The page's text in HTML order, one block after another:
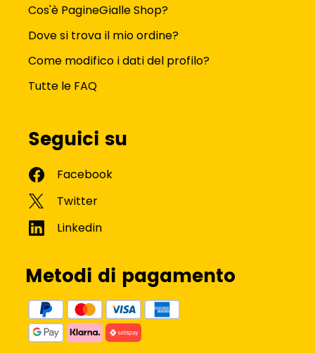
Cos'è PagineGialle Shop?
Dove si trova il mio ordine?
Come modifico i dati del profilo?
Tutte le FAQ
Seguici su
Metodi di pagamento